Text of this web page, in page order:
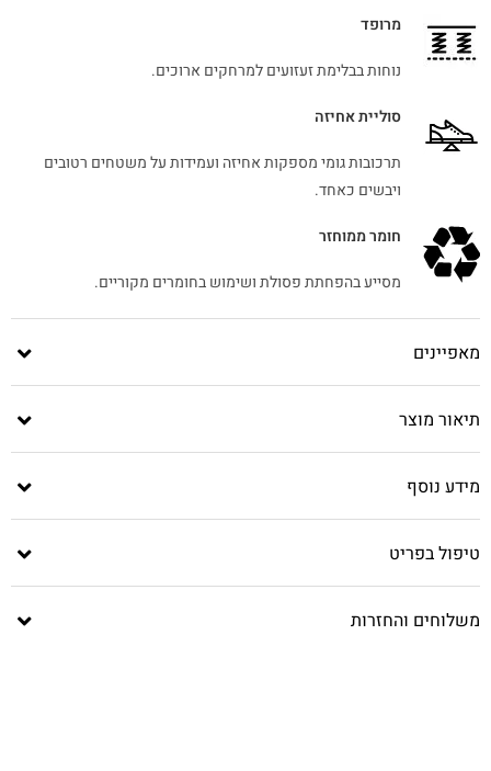
מרופד
נוחות בבלימת זעזועים למרחקים ארוכים.
סוליית אחיזה
תרכובות גומי מספקות אחיזה ועמידות על משטחים רטובים
ויבשים כאחד.
חומר ממוחזר
מסייע בהפחתת פסולת ושימוש בחומרים מקוריים.
מאפיינים
תיאור מוצר
מידע נוסף
טיפול בפריט
משלוחים והחזרות